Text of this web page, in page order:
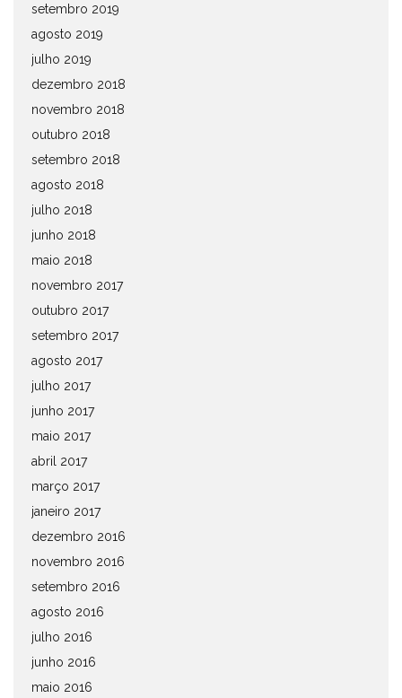
setembro 2019
agosto 2019
julho 2019
dezembro 2018
novembro 2018
outubro 2018
setembro 2018
agosto 2018
julho 2018
junho 2018
maio 2018
novembro 2017
outubro 2017
setembro 2017
agosto 2017
julho 2017
junho 2017
maio 2017
abril 2017
março 2017
janeiro 2017
dezembro 2016
novembro 2016
setembro 2016
agosto 2016
julho 2016
junho 2016
maio 2016